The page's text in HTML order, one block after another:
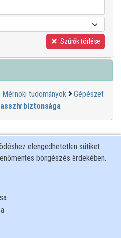
Szűrők törlése
Mérnöki tudományok
Gépészet
biztonsága
elengedhetetlen sütiket
böngészés érdekében.